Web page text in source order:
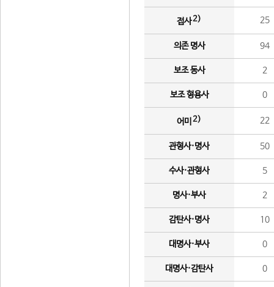
접사2) 25
의존 명사 94
보조 동사 2
보조 형용사 0
어미 2) 22
관형사·명사 50
수사·관형사 5
명사·부사 2
감탄사·명사 10
대명사·부사 0
대명사·감탄사 0